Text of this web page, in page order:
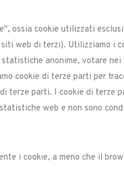
ossia cookie utilizzati
web di terzi). Utilizziamo i
anonime, votare
cookie di terze parti per
parti. I cookie di terze
web e non sono
i cookie, a meno che il